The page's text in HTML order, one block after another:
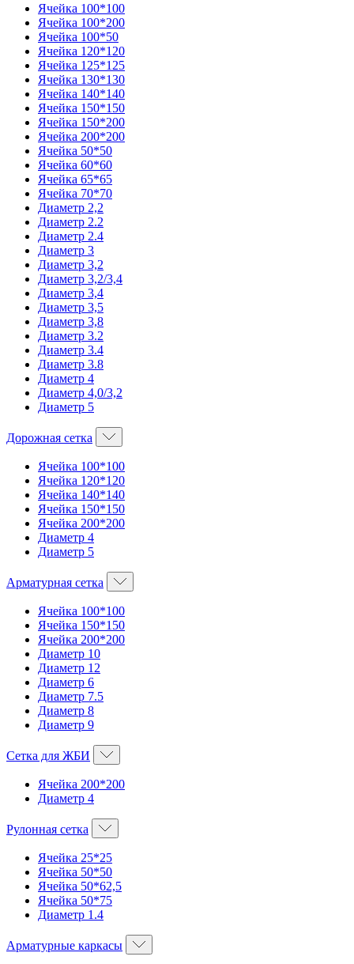
Ячейка 100*100
Ячейка 100*200
Ячейка 100*50
Ячейка 120*120
Ячейка 125*125
Ячейка 130*130
Ячейка 140*140
Ячейка 150*150
Ячейка 150*200
Ячейка 200*200
Ячейка 50*50
Ячейка 60*60
Ячейка 65*65
Ячейка 70*70
Диаметр 2,2
Диаметр 2.2
Диаметр 2.4
Диаметр 3
Диаметр 3,2
Диаметр 3,2/3,4
Диаметр 3,4
Диаметр 3,5
Диаметр 3,8
Диаметр 3.2
Диаметр 3.4
Диаметр 3.8
Диаметр 4
Диаметр 4,0/3,2
Диаметр 5
Дорожная сетка
Ячейка 100*100
Ячейка 120*120
Ячейка 140*140
Ячейка 150*150
Ячейка 200*200
Диаметр 4
Диаметр 5
Арматурная сетка
Ячейка 100*100
Ячейка 150*150
Ячейка 200*200
Диаметр 10
Диаметр 12
Диаметр 6
Диаметр 7.5
Диаметр 8
Диаметр 9
Сетка для ЖБИ
Ячейка 200*200
Диаметр 4
Рулонная сетка
Ячейка 25*25
Ячейка 50*50
Ячейка 50*62,5
Ячейка 50*75
Диаметр 1.4
Арматурные каркасы